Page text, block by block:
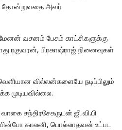
தோன்றுவதை அவர்
வசனம் பேசும் காட்சிகளுக்கு
ரகுவரன், பிரகாஷ்ராஜ் நினைவுகள்
வில்லன்களையே நடிப்பிலும்
முடியவில்லை.
சந்திரசேகருடன் ஜி.வி.பி
காலனி, பொல்லாதவன் உட்பட